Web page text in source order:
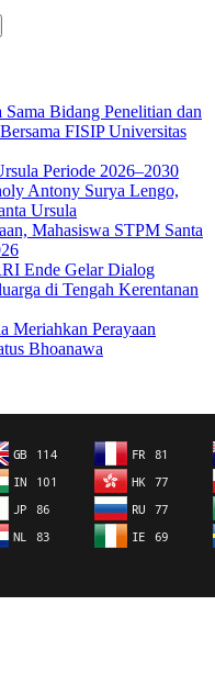
Bidang Penelitian dan
FISIP Universitas
Periode 2026–2030
Antony Surya Lengo,
Ursula
Mahasiswa STPM Santa
Ende Gelar Dialog
di Tengah Kerentanan
Meriahkan Perayaan
Bhoanawa